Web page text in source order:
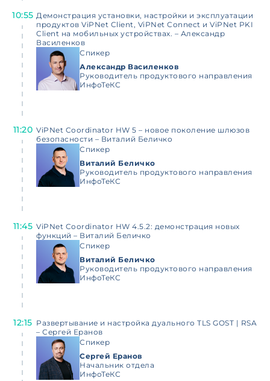
10:55 Демонстрация установки, настройки и эксплуатации
продуктов ViPNet Client, ViPNet Connect и ViPNet PKI
Client на мобильных устройствах. – Александр
Василенков
Спикер
Александр Василенков
Руководитель продуктового направления
ИнфоТеКС
11:20 ViPNet Coordinator HW 5 – новое поколение шлюзов
безопасности – Виталий Беличко
Спикер
Виталий Беличко
Руководитель продуктового направления
ИнфоТеКС
11:45 ViPNet Coordinator HW 4.5.2: демонстрация новых
функций – Виталий Беличко
Спикер
Виталий Беличко
Руководитель продуктового направления
ИнфоТеКС
12:15 Развертывание и настройка дуального TLS GOST | RSA
– Сергей Еранов
Спикер
Сергей Еранов
Начальник отдела
ИнфоТеКС